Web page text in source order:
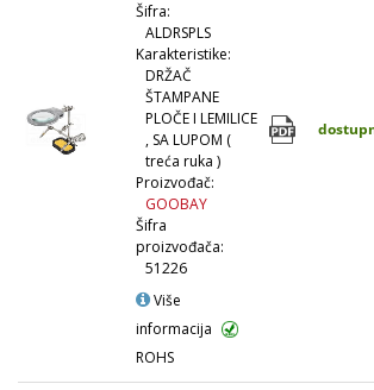
Šifra:
ALDRSPLS
Karakteristike:
DRŽAČ
ŠTAMPANE
PLOČE I LEMILICE
, SA LUPOM (
treća ruka )
Proizvođač:
GOOBAY
Šifra
proizvođača:
51226
Više
informacija
ROHS